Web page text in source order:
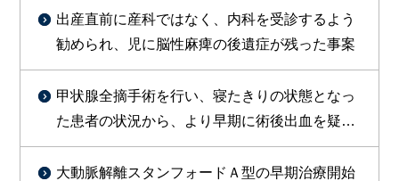
出産直前に産科ではなく、内科を受診するよう
勧められ、児に脳性麻痺の後遺症が残った事案
甲状腺全摘手術を行い、寝たきりの状態となっ
た患者の状況から、より早期に術後出血を疑っ
た対応をすべきであったと判断し訴外交渉を行
い、約１億円を支払う旨の合意が成立した事例
大動脈解離スタンフォードＡ型の早期治療開始